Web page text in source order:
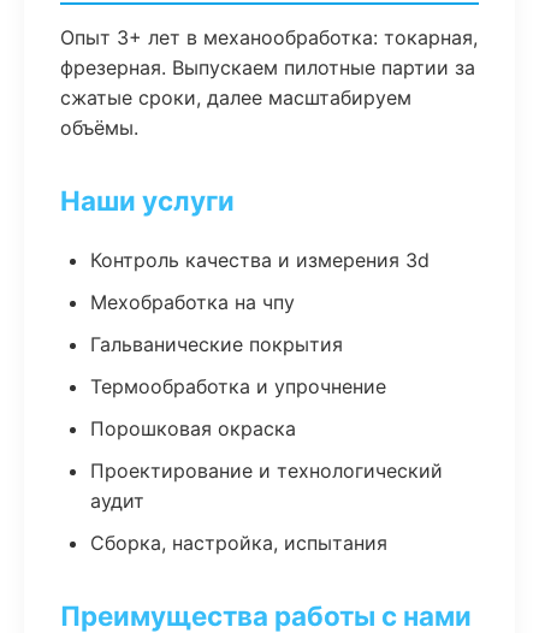
Опыт 3+ лет в механообработка: токарная,
фрезерная. Выпускаем пилотные партии за
сжатые сроки, далее масштабируем
объёмы.
Наши услуги
Контроль качества и измерения 3d
Мехобработка на чпу
Гальванические покрытия
Термообработка и упрочнение
Порошковая окраска
Проектирование и технологический
аудит
Сборка, настройка, испытания
Преимущества работы с нами